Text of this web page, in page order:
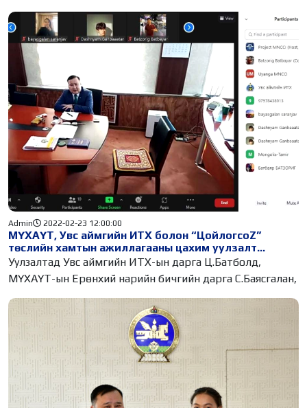
МҮХАҮТ, Увс аймгийн ИТХ болон “ЦойлогсоZ”
төслийн хамтын ажиллагааны цахим уулзалт
боллоо
Admin 2022-02-23 12:00:00
Уулзалтад Увс аймгийн ИТХ-ын дарга Ц.Батболд,
МҮХАҮТ-ын Ерөнхий нарийн бичгийн дарга С.Баясгалан,